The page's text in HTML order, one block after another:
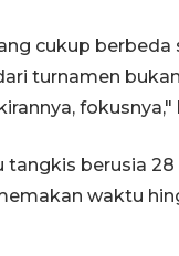
cukup berbeda
turnamen
tangkis berusia
waktu